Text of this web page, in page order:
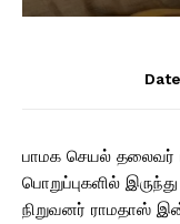
பாமக செயல் தலைவர்
பொறுப்புகளில்
நிறுவனர் ராமதாஸ்